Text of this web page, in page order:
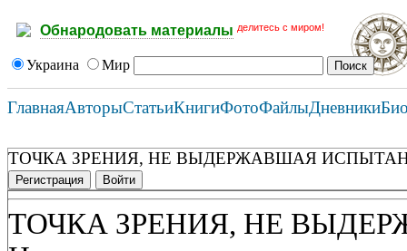
Обнародовать материалы делитесь с миром!
Украина Мир
ГлавнаяАвторыСтатьиКнигиФотоФайлыДневники
ТОЧКА ЗРЕНИЯ, НЕ ВЫДЕРЖАВШАЯ
Регистрация Войти
ТОЧКА ЗРЕНИЯ, НЕ